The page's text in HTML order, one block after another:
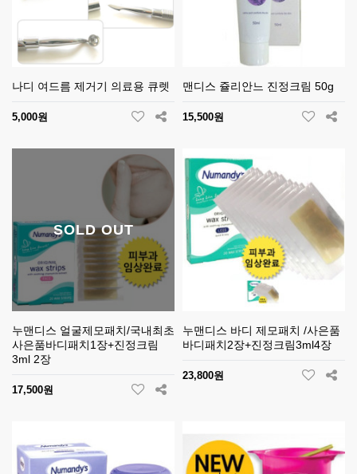
나디 여드름 제거기 의료용 큐렛
5,000원
맨디스 쥴리안느 진정크림 50g
15,500원
SOLD OUT
누맨디스 얼굴제모패치/국내최초
사은품바디패치1장+진정크림
3ml 2장
17,500원
누맨디스 바디 제모패치 /사은품
바디패치2장+진정크림3ml4장
23,800원